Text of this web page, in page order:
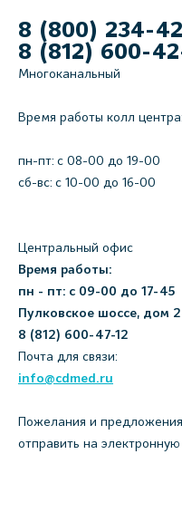
8 (800) 234-
8 (812) 600-
Многоканальный
Время работы колл центра:
пн-пт: c 08-00 до 19-00
сб-вс: с 10-00 до 16-00
Центральный офис
Время работы:
пн - пт: с 09-00 до 17-45
Пулковское шоссе, дом
8 (812) 600-47-12
Почта для связи:
info@cdmed.ru
Пожелания и
отправить на